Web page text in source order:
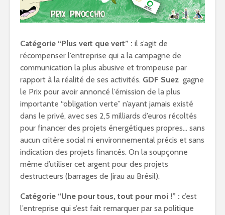
Catégorie “Plus vert que vert” : il s’agit de
récompenser l’entreprise qui a la campagne de
communication la plus abusive et trompeuse par
rapport à la réalité de ses activités. GDF Suez gagne
le Prix pour avoir annoncé l’émission de la plus
importante “obligation verte” n’ayant jamais existé
dans le privé, avec ses 2,5 milliards d’euros récoltés
pour financer des projets énergétiques propres… sans
aucun critère social ni environnemental précis et sans
indication des projets financés. On la soupçonne
même d’utiliser cet argent pour des projets
destructeurs (barrages de Jirau au Brésil).
Catégorie “Une pour tous, tout pour moi !” : c’est
l’entreprise qui s’est fait remarquer par sa politique